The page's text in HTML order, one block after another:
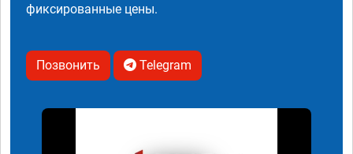
фиксированные цены.
Позвонить Telegram